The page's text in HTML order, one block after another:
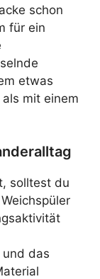
schon
für ein
etwas
mit einem
solltest du
und das